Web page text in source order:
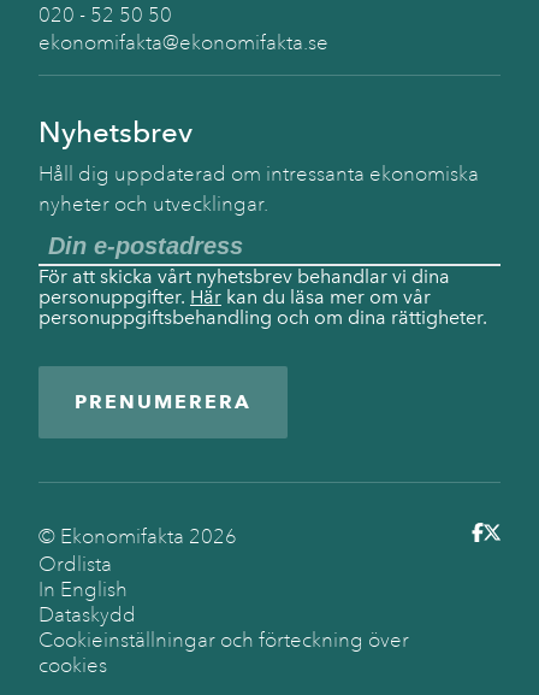
020 - 52 50 50
ekonomifakta@ekonomifakta.se
Nyhetsbrev
Håll dig uppdaterad om intressanta ekonomiska
nyheter och utvecklingar.
För att skicka vårt nyhetsbrev behandlar vi dina
personuppgifter. Här kan du läsa mer om vår
personuppgiftsbehandling och om dina rättigheter.
PRENUMERERA
© Ekonomifakta 2026
Ordlista
In English
Dataskydd
Cookieinställningar och förteckning över
cookies